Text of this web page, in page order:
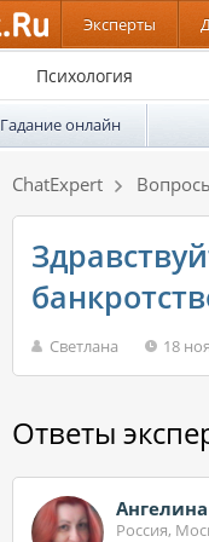
Эксперты
Психология
Гадание онлайн
ChatExpert
Светлана 18
Ответы
Ангелина
Россия,